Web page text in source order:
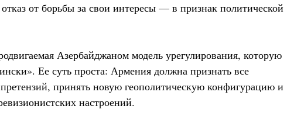
от борьбы за свои интересы — в признак политической
Азербайджаном модель урегулирования, которую
Ее суть проста: Армения должна признать все
принять новую геополитическую конфигурацию и
настроений.